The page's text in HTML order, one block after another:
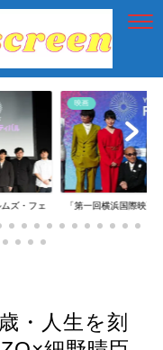
ズ・フェ
映画
「第一回横浜国際映画
・人生を刻